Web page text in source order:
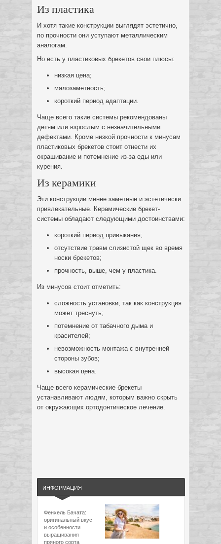
Из пластика
И хотя такие конструкции выглядят эстетично,
по прочности они уступают металлическим
аналогам.
Но есть у пластиковых брекетов свои плюсы:
низкая цена;
малозаметность;
короткий период адаптации.
Чаще всего такие системы рекомендованы
детям или взрослым с незначительными
дефектами. Кроме низкой прочности к минусам
пластиковых брекетов стоит отнести их
окрашивание и потемнение из-за еды или
курения.
Из керамики
Эти конструкции менее заметные и эстетически
привлекательные. Керамические брекет-
системы обладают следующими достоинствами:
короткий период привыкания;
отсутствие травм слизистой щек во время
носки брекетов;
прочность, выше, чем у пластика.
Из минусов стоит отметить:
сложность установки, так как конструкция
может треснуть;
потемнение от табачного дыма и
красителей;
невозможность монтажа с внутренней
стороны зубов;
высокая цена.
Чаще всего керамические брекеты
устанавливают людям, которым важно скрыть
от окружающих ортодонтическое лечение.
ИНФОРМАЦИЯ
Фенхель Бачата:
оригинальный вкус
и особенности
выращивания
пряного сорта